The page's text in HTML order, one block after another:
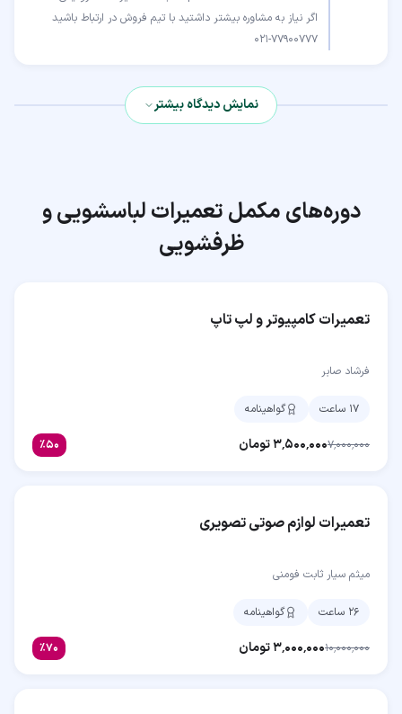
021-77900777
نمایش دیدگاه بیشتر
دوره‌های مکملتعمیرات لباسشویی و
ظرفشویی
تعمیرات کامپیوتر و لپ تاپ
فرشاد صابر
۱۷ ساعت گواهینامه
۷٬۰۰۰٬۰۰۰۳٬۵۰۰٬۰۰۰تومان ٪۵۰
تعمیرات لوازم صوتی تصویری
میثم سیار ثابت فومنی
۲۶ ساعت گواهینامه
۱۰٬۰۰۰٬۰۰۰۳٬۰۰۰٬۰۰۰تومان ٪۷۰